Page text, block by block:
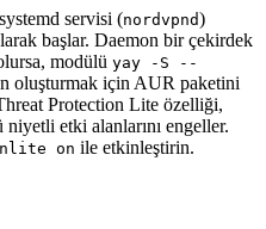
servisi (nordvpnd)
başlar. Daemon bir çekirdek
modülü yay -S --
oluşturmak için AUR paketini
Protection Lite özelliği,
etki alanlarını engeller.
on ile etkinleştirin.